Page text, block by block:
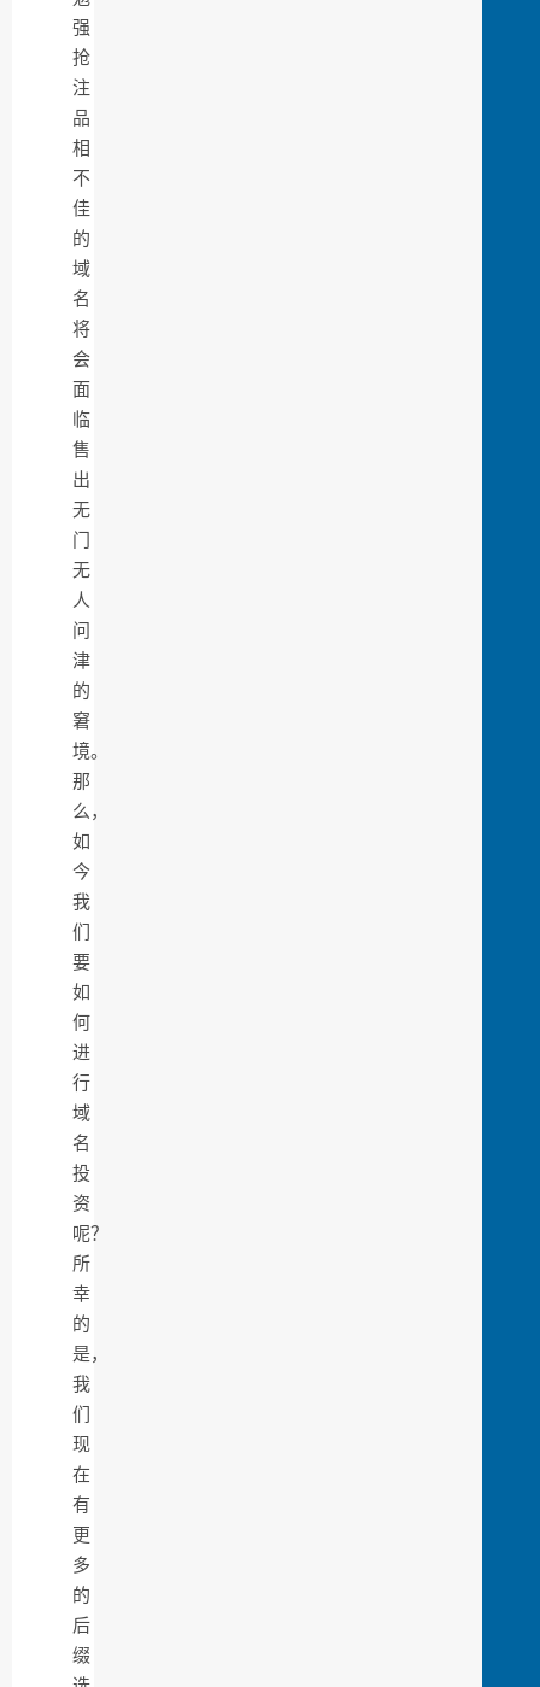
强
抢
注
品
相
不
佳
的
域
名
将
会
面
临
售
出
无
门
无
人
问
津
的
窘
境。
那
么，
如
今
我
们
要
如
何
进
行
域
名
投
资
呢？
所
幸
的
是，
我
们
现
在
有
更
多
的
后
缀